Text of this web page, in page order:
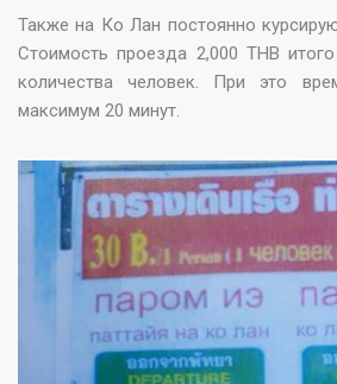
Также на Ко Лан постоянно
Стоимость проезда 2,000 THB
количества человек. При это
максимум 20 минут.